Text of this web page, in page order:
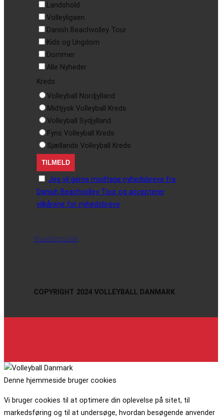
Landshold
Volleyligaen
Danish Beachvolley Tour
Kids og Ungdom
Dommer
Alle Nyheder
Kreds:
Volleyball Nordjylland
Midtjysk Volleyball Kreds
Volleyball Sydjylland
Fyns Volleyball Kreds
Sjællands Volleyball Kreds
Jeg vil gerne modtage nyhedsbreve fra
Danish Beachvolley Tour og accepterer
vilkårene for nyhedsbreve
Privatlivspolitik
COPYRIGHT 2024 VOLLEYBALL DANMARK
Denne hjemmeside bruger cookies
Vi bruger cookies til at optimere din oplevelse på sitet, til
markedsføring og til at undersøge, hvordan besøgende anvender